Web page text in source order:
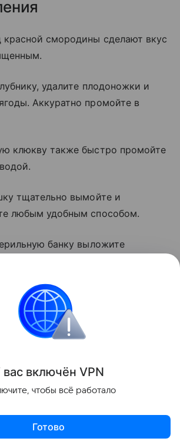
красной смородины сделают вкус
удалите плодоножки и
Аккуратно промойте в
клюкву также быстро промойте
тщательно вымойте и
любым удобным способом.
банку выложите
вас включён VPN
чтобы всё работало
Готово